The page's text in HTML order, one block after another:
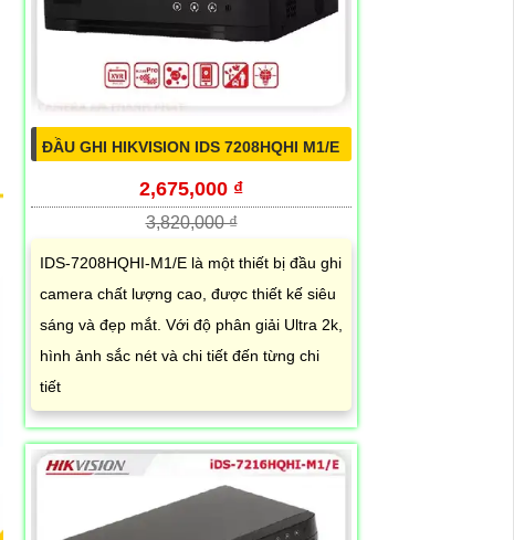
ĐẦU GHI HIKVISION IDS 7208HQHI M1/E
2,675,000 ₫
3,820,000 ₫
IDS-7208HQHI-M1/E là một thiết bị đầu ghi
camera chất lượng cao, được thiết kế siêu
sáng và đẹp mắt. Với độ phân giải Ultra 2k,
hình ảnh sắc nét và chi tiết đến từng chi
tiết